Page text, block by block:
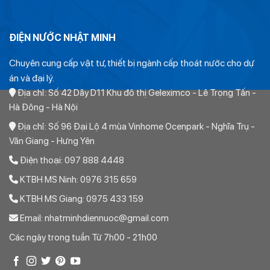
phong
Măng sông ren trong ppr tiền phong–Măng sông
ren ngoài ppr tiền phong
Van cửa ppr tiền phong–Đầu bịt ppr tiền phong
Rắc co ppr tiền phong –
Giá bán Tê thu PPR tiền phong D50/20
Giá trên là giá niêm yết của nhà máy. Từ giá này quý khách
hàng sẽ được trừ đi tỷ lệ chiết khấu nhất định. Tỷ lệ chiết
khấu tùy thuộc vào thương lượng giữa hai bên.
=>
Quý khách tham khảo về tỷ lệ chiết khấu ống nhựa
ĐIỆN NƯỚC NHẬT MINH
Chuyên cung cấp vật tư, thiết bị ngành cấp thoát nước cho dự
án và đại lý.
Địa chỉ: Số 42 Dãy D11 Khu đô thị Geleximco - Lê Trọng Tấn -
Hà Đông - Hà Nội
Địa chỉ: Số 96 Đại Lộ 4 mùa Vinhome Ocenpark - Nghĩa Trụ -
Văn Giang - Hưng Yên
Điện thoại: 097 888 4448
KTBH MS Ninh: 0976 315 659
KTBH MS Giang: 0975 433 159
Email: nhatminhdiennuoc@gmail.com
Các ngày trong tuần Từ 7h00 - 21h00